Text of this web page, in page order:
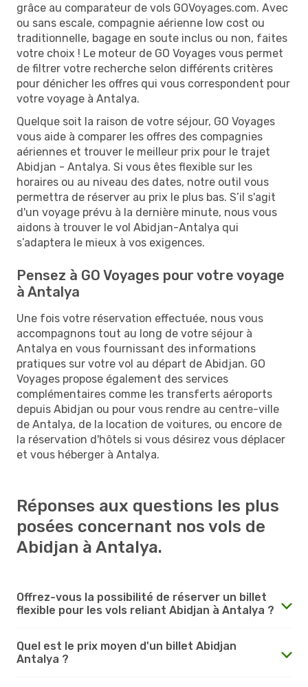
grâce au comparateur de vols GOVoyages.com. Avec
ou sans escale, compagnie aérienne low cost ou
traditionnelle, bagage en soute inclus ou non, faites
votre choix ! Le moteur de GO Voyages vous permet
de filtrer votre recherche selon différents critères
pour dénicher les offres qui vous correspondent pour
votre voyage à Antalya.
Quelque soit la raison de votre séjour, GO Voyages
vous aide à comparer les offres des compagnies
aériennes et trouver le meilleur prix pour le trajet
Abidjan - Antalya. Si vous êtes flexible sur les
horaires ou au niveau des dates, notre outil vous
permettra de réserver au prix le plus bas. S’il s'agit
d'un voyage prévu à la dernière minute, nous vous
aidons à trouver le vol Abidjan-Antalya qui
s’adaptera le mieux à vos exigences.
Pensez à GO Voyages pour votre voyage
à Antalya
Une fois votre réservation effectuée, nous vous
accompagnons tout au long de votre séjour à
Antalya en vous fournissant des informations
pratiques sur votre vol au départ de Abidjan. GO
Voyages propose également des services
complémentaires comme les transferts aéroports
depuis Abidjan ou pour vous rendre au centre-ville
de Antalya, de la location de voitures, ou encore de
la réservation d'hôtels si vous désirez vous déplacer
et vous héberger à Antalya.
Réponses aux questions les plus
posées concernant nos vols de
Abidjan à Antalya.
Offrez-vous la possibilité de réserver un billet
flexible pour les vols reliant Abidjan à Antalya ?
Quel est le prix moyen d'un billet Abidjan
Antalya ?